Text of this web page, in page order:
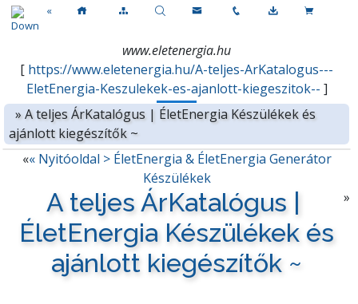
«
www.eletenergia.hu
[ https://www.eletenergia.hu/A-teljes-ArKatalogus---
EletEnergia-Keszulekek-es-ajanlott-kiegeszitok-- ]
» A teljes ÁrKatalógus | ÉletEnergia Készülékek és
ajánlott kiegészítők ~
«« Nyitóoldal > ÉletEnergia & ÉletEnergia Generátor
Készülékek
»
A teljes ÁrKatalógus |
ÉletEnergia Készülékek és
ajánlott kiegészítők ~